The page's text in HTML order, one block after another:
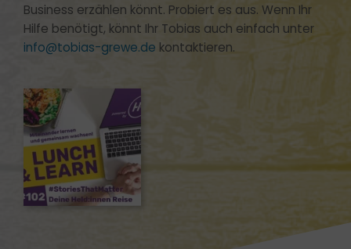
Business erzählen könnt. Probiert es aus. Wenn Ihr
Hilfe benötigt, könnt Ihr Tobias auch einfach unter
info@tobias-grewe.de kontaktieren.